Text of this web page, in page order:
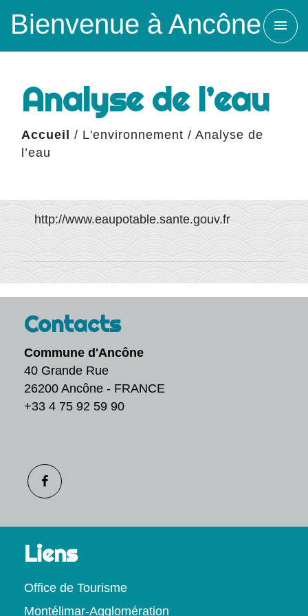
Bienvenue à Ancône menu
Analyse de l’eau
Accueil / L'environnement / Analyse de
l’eau
​ http://www.eaupotable.sante.gouv.fr
Contacts
Commune d'Ancône
40 Grande Rue
26200 Ancône - FRANCE
+33 4 75 92 59 90
Liens
Office de Tourisme
Montélimar-Agglomération